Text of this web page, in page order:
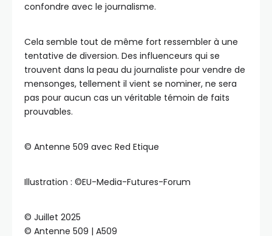
confondre avec le journalisme.
Cela semble tout de même fort ressembler à une
tentative de diversion. Des influenceurs qui se
trouvent dans la peau du journaliste pour vendre de
mensonges, tellement il vient se nominer, ne sera
pas pour aucun cas un véritable témoin de faits
prouvables.
©️ Antenne 509 avec Red Etique
Illustration : ©️EU-Media-Futures-Forum
©️ Juillet 2025
©️ Antenne 509 | A509